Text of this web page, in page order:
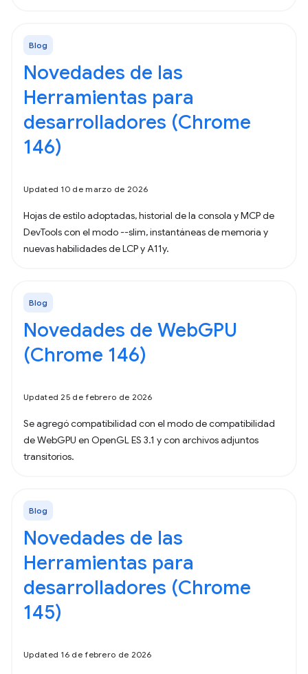
Blog
Novedades de las
Herramientas para
desarrolladores (Chrome
146)
Updated 10 de marzo de 2026
Hojas de estilo adoptadas, historial de la consola y MCP de
DevTools con el modo --slim, instantáneas de memoria y
nuevas habilidades de LCP y A11y.
Blog
Novedades de WebGPU
(Chrome 146)
Updated 25 de febrero de 2026
Se agregó compatibilidad con el modo de compatibilidad
de WebGPU en OpenGL ES 3.1 y con archivos adjuntos
transitorios.
Blog
Novedades de las
Herramientas para
desarrolladores (Chrome
145)
Updated 16 de febrero de 2026